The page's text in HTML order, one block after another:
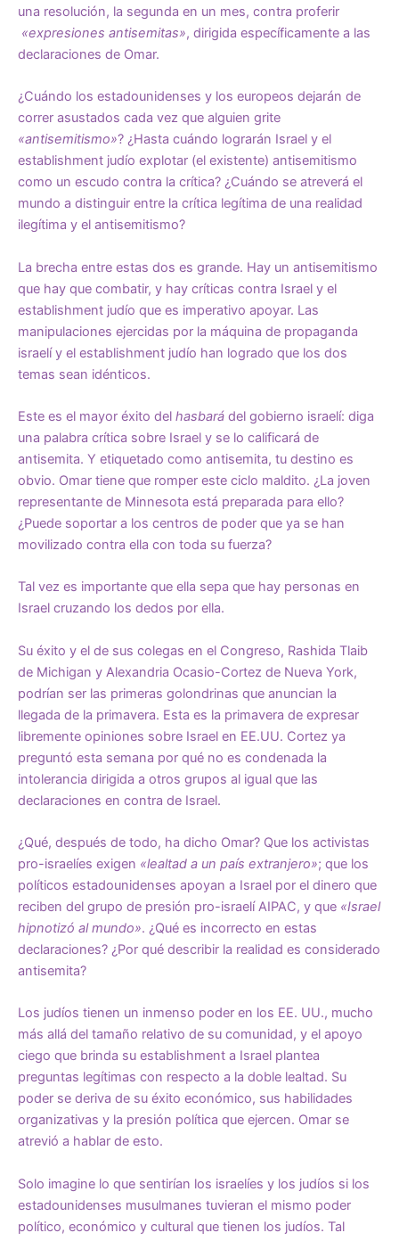
una resolución, la segunda en un mes, contra proferir
«expresiones antisemitas», dirigida específicamente a las
declaraciones de Omar.
¿Cuándo los estadounidenses y los europeos dejarán de
correr asustados cada vez que alguien grite
«antisemitismo»? ¿Hasta cuándo lograrán Israel y el
establishment judío explotar (el existente) antisemitismo
como un escudo contra la crítica? ¿Cuándo se atreverá el
mundo a distinguir entre la crítica legítima de una realidad
ilegítima y el antisemitismo?
La brecha entre estas dos es grande. Hay un antisemitismo
que hay que combatir, y hay críticas contra Israel y el
establishment judío que es imperativo apoyar. Las
manipulaciones ejercidas por la máquina de propaganda
israelí y el establishment judío han logrado que los dos
temas sean idénticos.
Este es el mayor éxito del hasbará del gobierno israelí: diga
una palabra crítica sobre Israel y se lo calificará de
antisemita. Y etiquetado como antisemita, tu destino es
obvio. Omar tiene que romper este ciclo maldito. ¿La joven
representante de Minnesota está preparada para ello?
¿Puede soportar a los centros de poder que ya se han
movilizado contra ella con toda su fuerza?
Tal vez es importante que ella sepa que hay personas en
Israel cruzando los dedos por ella.
Su éxito y el de sus colegas en el Congreso, Rashida Tlaib
de Michigan y Alexandria Ocasio-Cortez de Nueva York,
podrían ser las primeras golondrinas que anuncian la
llegada de la primavera. Esta es la primavera de expresar
libremente opiniones sobre Israel en EE.UU. Cortez ya
preguntó esta semana por qué no es condenada la
intolerancia dirigida a otros grupos al igual que las
declaraciones en contra de Israel.
¿Qué, después de todo, ha dicho Omar? Que los activistas
pro-israelíes exigen «lealtad a un país extranjero»; que los
políticos estadounidenses apoyan a Israel por el dinero que
reciben del grupo de presión pro-israelí AIPAC, y que «Israel
hipnotizó al mundo». ¿Qué es incorrecto en estas
declaraciones? ¿Por qué describir la realidad es considerado
antisemita?
Los judíos tienen un inmenso poder en los EE. UU., mucho
más allá del tamaño relativo de su comunidad, y el apoyo
ciego que brinda su establishment a Israel plantea
preguntas legítimas con respecto a la doble lealtad. Su
poder se deriva de su éxito económico, sus habilidades
organizativas y la presión política que ejercen. Omar se
atrevió a hablar de esto.
Solo imagine lo que sentirían los israelíes y los judíos si los
estadounidenses musulmanes tuvieran el mismo poder
político, económico y cultural que tienen los judíos. Tal